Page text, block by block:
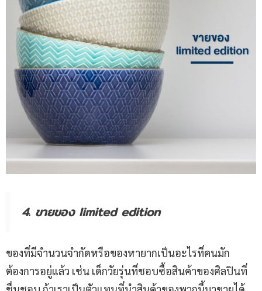
4. ขายของ limited edition
ของที่มีจำนวนจำกัดหรือของหายากเป็นอะไรที่คนมัก
ต้องการอยู่แล้ว เช่น เด็กวัยรุ่นที่ชอบซื้อสินค้าของศิลปินที่